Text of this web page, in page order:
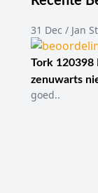
31 Dec / Jan
Tork 120398
zenuwarts
goed..